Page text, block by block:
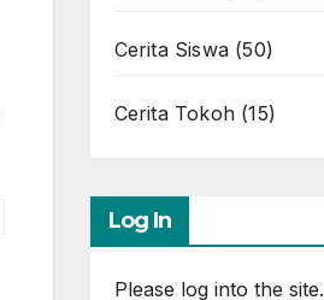
Cerita Siswa(50)
Cerita Tokoh(15)
Log In
Please log into the site.